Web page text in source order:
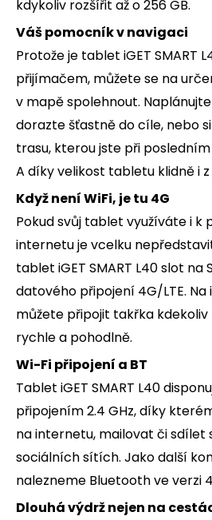
kdykoliv rozšířit až o 256 GB.
Váš pomocník v navigaci
Protože je tablet iGET SMART
přijímačem, můžete se na
v mapě spolehnout.
dorazte šťastně do cíle, nebo
trasu, kterou jste při
A díky velikost tabletu klidně i
Když není WiFi, je tu 4G
Pokud svůj tablet využíváte i k
internetu je vcelku
tablet iGET SMART L40 slot
datového připojení 4G/LTE.
můžete připojit takřka
rychle a pohodlně.
Wi-Fi připojení a BT
Tablet iGET SMART L40
připojením 2.4 GHz, díky
na internetu, mailovat či sdílet
sociálních sítích. Jako další
nalezneme Bluetooth ve verzi
Dlouhá výdrž nejen na